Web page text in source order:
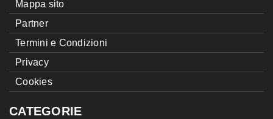
Mappa sito
Partner
Termini e Condizioni
Privacy
Cookies
CATEGORIE